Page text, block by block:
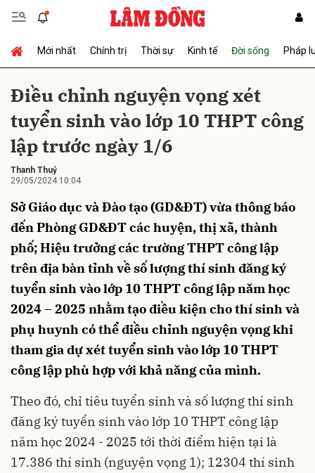
Mới nhất Chính trị Thời sự Kinh tế Đời sống Pháp
Điều chỉnh nguyện vọng xét
tuyển sinh vào lớp 10 THPT công
lập trước ngày 1/6
Thanh Thuỷ
29/05/2024 10:04
Sở Giáo dục và Đào tạo (GD&ĐT) vừa thông báo
đến Phòng GD&ĐT các huyện, thị xã, thành
phố; Hiệu trưởng các trường THPT công lập
trên địa bàn tỉnh về số lượng thí sinh đăng ký
tuyển sinh vào lớp 10 THPT công lập năm học
2024 – 2025 nhằm tạo điều kiện cho thí sinh và
phụ huynh có thể điều chỉnh nguyện vọng khi
tham gia dự xét tuyển sinh vào lớp 10 THPT
công lập phù hợp với khả năng của mình.
Theo đó, chỉ tiêu tuyển sinh và số lượng thí sinh
đăng ký tuyển sinh vào lớp 10 THPT công lập
năm học 2024 - 2025 tới thời điểm hiện tại là
17.386 thí sinh (nguyện vọng 1); 12304 thí sinh
Gửi bình luận
Hủy Gửi